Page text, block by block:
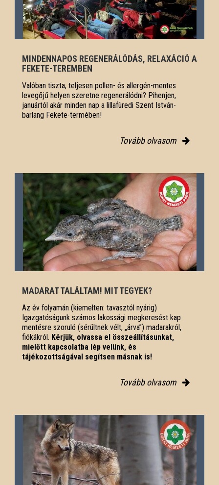
MINDENNAPOS REGENERÁLÓDÁS, RELAXÁCIÓ A
FEKETE-TEREMBEN
Valóban tiszta, teljesen pollen- és allergén-mentes
levegőjű helyen szeretne regenerálódni? Pihenjen,
januártól akár minden nap a lillafüredi Szent István-
barlang Fekete-termében!
Tovább olvasom
MADARAT TALÁLTAM! MIT TEGYEK?
Az év folyamán (kiemelten: tavasztól nyárig)
Igazgatóságunk számos lakossági megkeresést kap
mentésre szoruló (sérültnek vélt, „árva”) madarakról,
fiókákról. Kérjük, olvassa el összeállításunkat,
mielőtt kapcsolatba lép velünk, és
tájékozottságával segítsen másnak is!
Tovább olvasom